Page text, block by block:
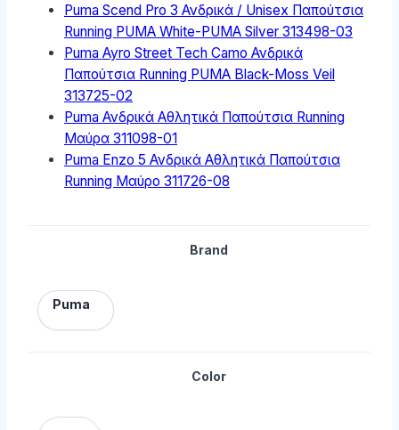
Puma Scend Pro 3 Ανδρικά / Unisex Παπούτσια
Running PUMA White-PUMA Silver 313498-03
Puma Ayro Street Tech Camo Ανδρικά
Παπούτσια Running PUMA Black-Moss Veil
313725-02
Puma Ανδρικά Αθλητικά Παπούτσια Running
Μαύρα 311098-01
Puma Enzo 5 Ανδρικά Αθλητικά Παπούτσια
Running Μαύρο 311726-08
Brand
Puma
Color